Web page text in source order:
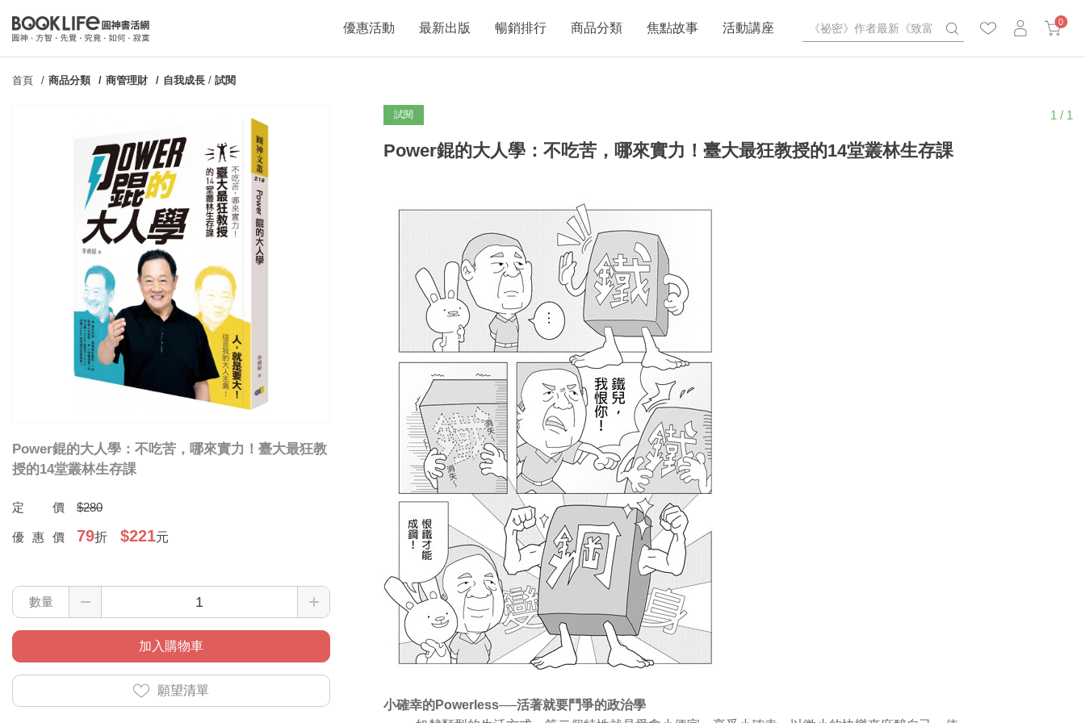
0
優惠活動 最新出版 暢銷排行 商品分類 焦點故事 活動講座
首頁 商品分類 商管理財 自我成長 / 試閱
Power錕的大人學：不吃苦，哪來實力！臺大最狂教
授的14堂叢林生存課
定價 $280
優惠價 79折 $221元
數量
加入購物車
願望清單
試閱 1 / 1
Power錕的大人學：不吃苦，哪來實力！臺大最狂教授的14堂叢林生存課
小確幸的Powerless──活著就要鬥爭的政治學